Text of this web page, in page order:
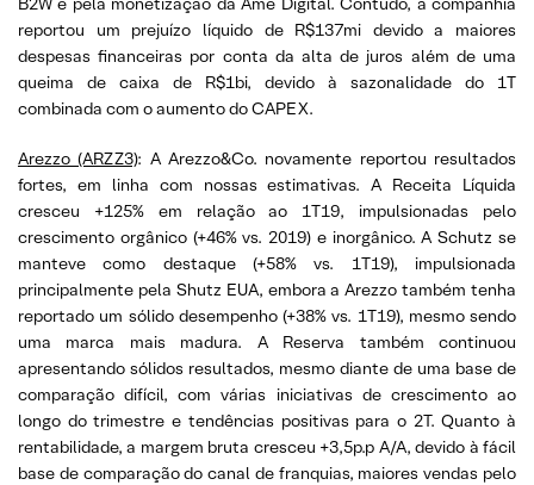
reportou um prejuízo líquido de R$137mi devido a maiores
despesas financeiras por conta da alta de juros além de uma
queima de caixa de R$1bi, devido à sazonalidade do 1T
combinada com o aumento do CAPEX.
Arezzo (ARZZ3): A Arezzo&Co. novamente reportou resultados
fortes, em linha com nossas estimativas. A Receita Líquida
cresceu +125% em relação ao 1T19, impulsionadas pelo
crescimento orgânico (+46% vs. 2019) e inorgânico. A Schutz se
manteve como destaque (+58% vs. 1T19), impulsionada
principalmente pela Shutz EUA, embora a Arezzo também tenha
reportado um sólido desempenho (+38% vs. 1T19), mesmo sendo
uma marca mais madura. A Reserva também continuou
apresentando sólidos resultados, mesmo diante de uma base de
comparação difícil, com várias iniciativas de crescimento ao
longo do trimestre e tendências positivas para o 2T. Quanto à
rentabilidade, a margem bruta cresceu +3,5p.p A/A, devido à fácil
base de comparação do canal de franquias, maiores vendas pelo